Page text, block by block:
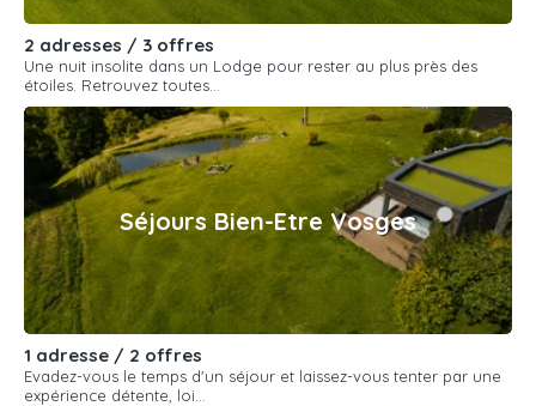
2 adresses / 3 offres
Une nuit insolite dans un Lodge pour rester au plus près des
étoiles. Retrouvez toutes...
Séjours Bien-Etre Vosges
1 adresse / 2 offres
Evadez-vous le temps d'un séjour et laissez-vous tenter par une
expérience détente, loi...